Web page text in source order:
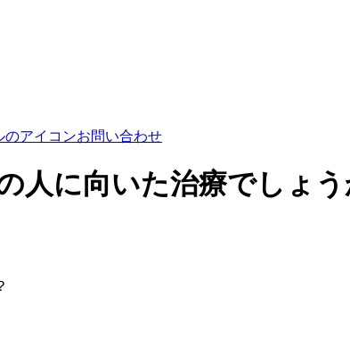
お問い合わせ
人に向いた治療でしょう